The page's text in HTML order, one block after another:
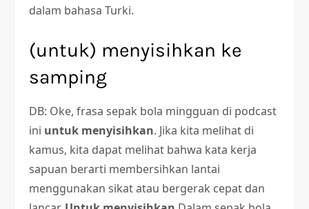
dalam bahasa Turki.
(untuk) menyisihkan ke
samping
DB: Oke, frasa sepak bola mingguan di podcast
ini untuk menyisihkan. Jika kita melihat di
kamus, kita dapat melihat bahwa kata kerja
sapuan berarti membersihkan lantai
menggunakan sikat atau bergerak cepat dan